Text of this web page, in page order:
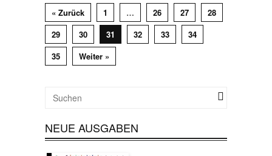
« Zurück 1 … 26 27
28
29
30 31 32 33
34
35
Weiter »
NEUE AUSGABEN